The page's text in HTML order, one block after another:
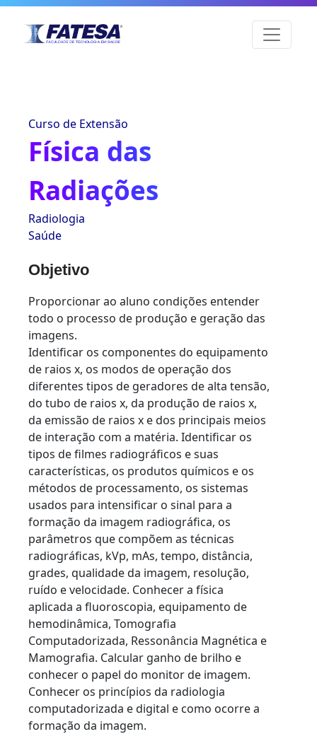
Curso de Extensão
Física das
Radiações
Radiologia
Saúde
Objetivo
Proporcionar ao aluno condições entender
todo o processo de produção e geração das
imagens.
Identificar os componentes do equipamento
de raios x, os modos de operação dos
diferentes tipos de geradores de alta tensão,
do tubo de raios x, da produção de raios x,
da emissão de raios x e dos principais meios
de interação com a matéria. Identificar os
tipos de filmes radiográficos e suas
características, os produtos químicos e os
métodos de processamento, os sistemas
usados para intensificar o sinal para a
formação da imagem radiográfica, os
parâmetros que compõem as técnicas
radiográficas, kVp, mAs, tempo, distância,
grades, qualidade da imagem, resolução,
ruído e velocidade. Conhecer a física
aplicada a fluoroscopia, equipamento de
hemodinâmica, Tomografia
Computadorizada, Ressonância Magnética e
Mamografia. Calcular ganho de brilho e
conhecer o papel do monitor de imagem.
Conhecer os princípios da radiologia
computadorizada e digital e como ocorre a
formação da imagem.